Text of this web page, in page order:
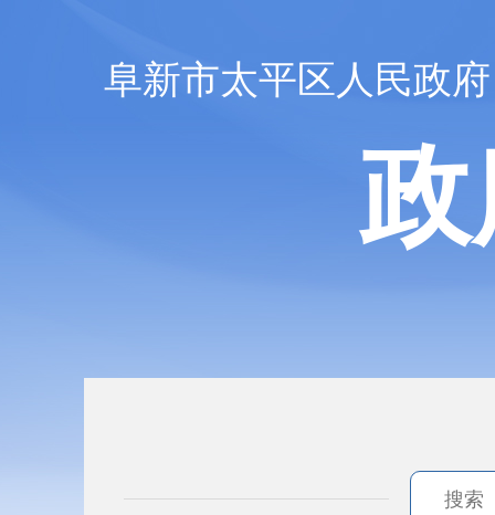
阜新市太平区人民政府